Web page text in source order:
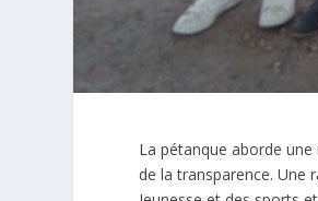
La pétanque aborde
de la transparence. Une